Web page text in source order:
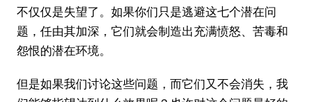
不仅仅是失望了。如果你们只是逃避这七个潜在问
题，任由其加深，它们就会制造出充满愤怒、苦毒和
怨恨的潜在环境。
但是如果我们讨论这些问题，而它们又不会消失，我